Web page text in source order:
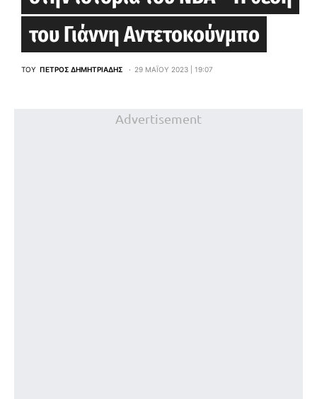
του Γιάννη Αντετοκούνμπο
ΤΟΥ ΠΈΤΡΟΣ ΔΗΜΗΤΡΙΆΔΗΣ 29 ΜΑΪ́ΟΥ 2023 | 19:07
Advertisement